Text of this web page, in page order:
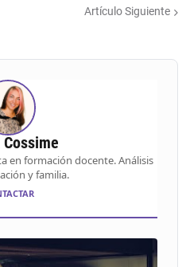
Artículo Siguiente
Cossime
en formación docente. Análisis
y familia.